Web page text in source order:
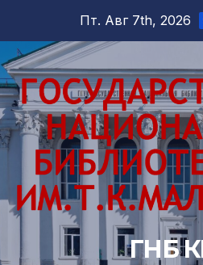
содержимому
Пт. Авг 7th, 2026
ГНБ